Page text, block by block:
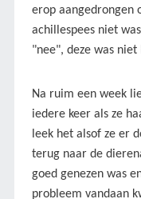
erop aangedrongen
achillespees niet
"nee", deze was niet
Na ruim een week
iedere keer als ze
leek het alsof ze er
terug naar de
goed genezen was
probleem vandaan